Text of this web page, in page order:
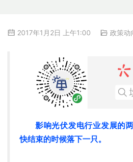
2017年1月2日 上午1:00 政策动
影响光伏发电行业发展的
快结束的时候落下一只。